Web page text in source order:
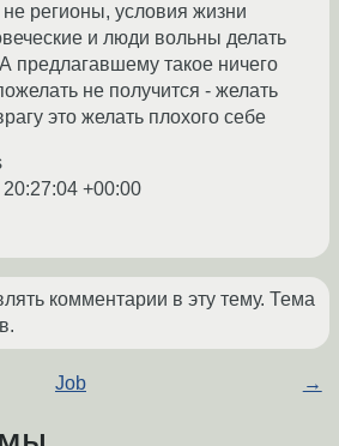
не регионы, условия жизни
и люди вольны делать
предлагавшему такое ничего
не получится - желать
это желать плохого себе
+00:00
комментарии в эту тему. Тема
Job →